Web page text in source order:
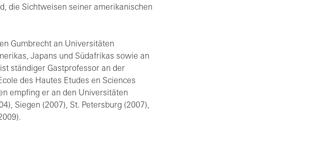
die Sichtweisen seiner amerikanischen
Gumbrecht an Universitäten
Japans und Südafrikas sowie an
ständiger Gastprofessor an der
des Hautes Etudes en Sciences
empfing er an den Universitäten
Siegen (2007), St. Petersburg (2007),